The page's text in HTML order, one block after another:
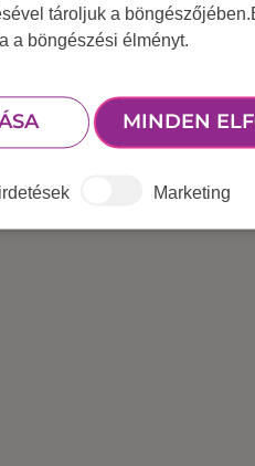
tároljuk a
a böngészési élményt.
MINDEN
Marketing